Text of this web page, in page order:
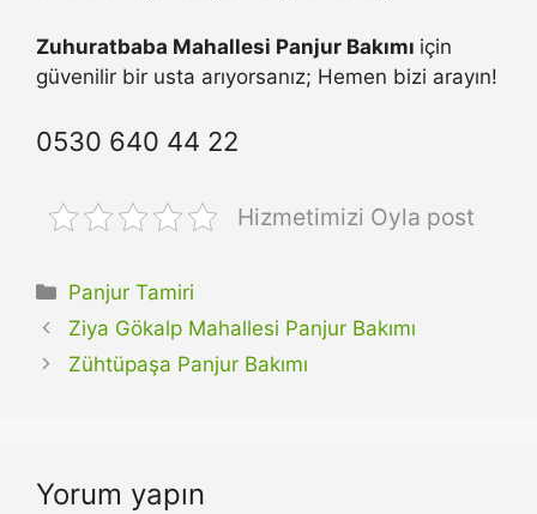
Zuhuratbaba Mahallesi Panjur Bakımı için
güvenilir bir usta arıyorsanız; Hemen bizi arayın!
0530 640 44 22
Hizmetimizi Oyla post
Kategoriler
Panjur Tamiri
Ziya Gökalp Mahallesi Panjur Bakımı
Zühtüpaşa Panjur Bakımı
Yorum yapın